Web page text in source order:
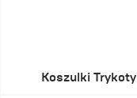
Koszulki Trykoty